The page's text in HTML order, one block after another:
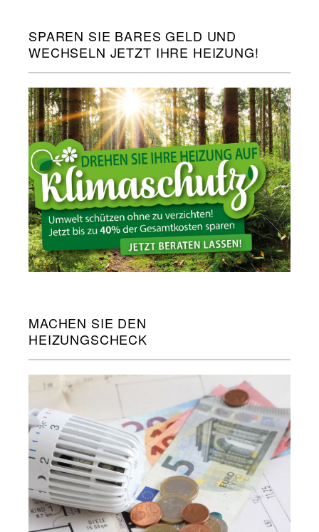
SPAREN SIE BARES GELD UND
WECHSELN JETZT IHRE HEIZUNG!
MACHEN SIE DEN
HEIZUNGSCHECK